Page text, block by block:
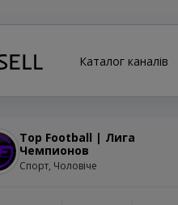
Каталог каналів
Top Football | Лига
Чемпионов
Спорт, Чоловіче